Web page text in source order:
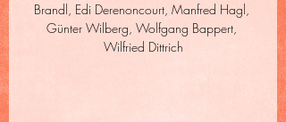
Brandl, Edi Derenoncourt, Manfred Hagl,
Günter Wilberg, Wolfgang Bappert,
Wilfried Dittrich